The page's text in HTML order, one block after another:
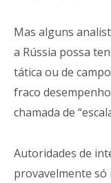
Mas alguns
a Rússia possa
tática ou de
fraco
chamada de
Autoridades de
provavelmente só